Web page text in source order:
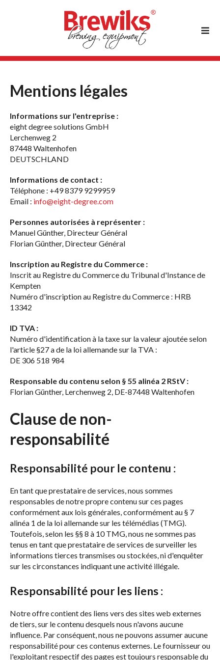
Mentions légales
Informations sur l'entreprise :
eight degree solutions GmbH
Lerchenweg 2
87448 Waltenhofen
DEUTSCHLAND
Informations de contact :
Téléphone : +49 8379 9299959
Email : info@eight-degree.com
Personnes autorisées à représenter :
Manuel Günther, Directeur Général
Florian Günther, Directeur Général
Inscription au Registre du Commerce :
Inscrit au Registre du Commerce du Tribunal d'Instance de
Kempten
Numéro d'inscription au Registre du Commerce : HRB
13342
ID TVA :
Numéro d'identification à la taxe sur la valeur ajoutée selon
l'article §27 a de la loi allemande sur la TVA :
DE 306 518 984
Responsable du contenu selon § 55 alinéa 2 RStV :
Florian Günther, Lerchenweg 2, DE-87448 Waltenhofen
Clause de non-
responsabilité
Responsabilité pour le contenu :
En tant que prestataire de services, nous sommes
responsables de notre propre contenu sur ces pages
conformément aux lois générales, conformément au § 7
alinéa 1 de la loi allemande sur les télémédias (TMG).
Toutefois, selon les §§ 8 à 10 TMG, nous ne sommes pas
tenus en tant que prestataire de services de surveiller les
informations tierces transmises ou stockées, ni d'enquêter
sur les circonstances indiquant une activité illégale.
Responsabilité pour les liens :
Notre offre contient des liens vers des sites web externes
de tiers, sur le contenu desquels nous n'avons aucune
influence. Par conséquent, nous ne pouvons assumer aucune
responsabilité pour ces contenus externes. Le fournisseur ou
l'exploitant respectif des pages est toujours responsable du